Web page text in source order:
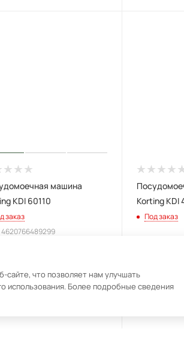
машина
KDI 60110
заказ
₽
Korting KDI
Под заказ
62 990
что позволяет нам улучшать
использования. Более подробные сведения